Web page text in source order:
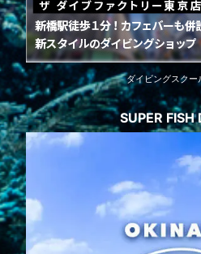
ダイビングスクー
SUPER FISH